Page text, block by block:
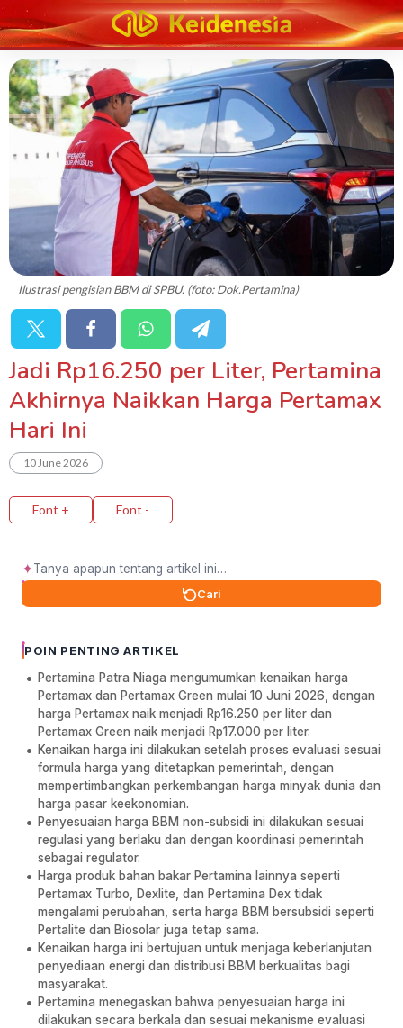
Ilustrasi pengisian BBM di SPBU. (foto: Dok.Pertamina)
Jadi Rp16.250 per Liter, Pertamina
Akhirnya Naikkan Harga Pertamax
Hari Ini
10 June 2026
Font + Font -
✦
Cari
POIN PENTING ARTIKEL
Pertamina Patra Niaga mengumumkan kenaikan harga
Pertamax dan Pertamax Green mulai 10 Juni 2026, dengan
harga Pertamax naik menjadi Rp16.250 per liter dan
Pertamax Green naik menjadi Rp17.000 per liter.
Kenaikan harga ini dilakukan setelah proses evaluasi sesuai
formula harga yang ditetapkan pemerintah, dengan
mempertimbangkan perkembangan harga minyak dunia dan
harga pasar keekonomian.
Penyesuaian harga BBM non-subsidi ini dilakukan sesuai
regulasi yang berlaku dan dengan koordinasi pemerintah
sebagai regulator.
Harga produk bahan bakar Pertamina lainnya seperti
Pertamax Turbo, Dexlite, dan Pertamina Dex tidak
mengalami perubahan, serta harga BBM bersubsidi seperti
Pertalite dan Biosolar juga tetap sama.
Kenaikan harga ini bertujuan untuk menjaga keberlanjutan
penyediaan energi dan distribusi BBM berkualitas bagi
masyarakat.
Pertamina menegaskan bahwa penyesuaian harga ini
dilakukan secara berkala dan sesuai mekanisme evaluasi